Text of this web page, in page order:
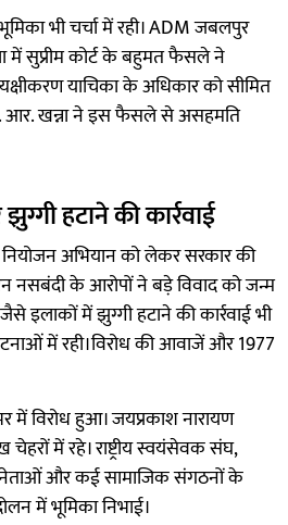
भी चर्चा में रही। ADM जबलपुर
में सुप्रीम कोर्ट के बहुमत फैसले ने
याचिका के अधिकार को सीमित
आर. खन्ना ने इस फैसले से असहमति
हटाने की कार्रवाई
अभियान को लेकर सरकार की
के आरोपों ने बड़े विवाद को जन्म
इलाकों में झुग्गी हटाने की कार्रवाई भी
में रही।विरोध की आवाजें और 1977
विरोध हुआ। जयप्रकाश नारायण
में रहे। राष्ट्रीय स्वयंसेवक संघ,
नेताओं और कई सामाजिक संगठनों के
में भूमिका निभाई।